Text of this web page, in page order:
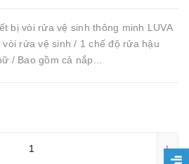
bị vòi rửa vệ sinh thông minh LUVA
rửa vệ sinh / 1 chế độ rửa hậu
/ Bao gồm cả nắp...
+